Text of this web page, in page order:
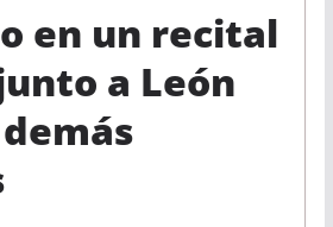
en un recital
a León